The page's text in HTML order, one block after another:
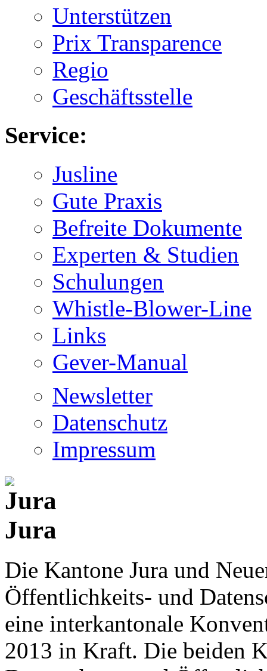
Unterstützen
Prix Transparence
Regio
Geschäftsstelle
Service:
Jusline
Gute Praxis
Befreite Dokumente
Experten & Studien
Schulungen
Whistle-Blower-Line
Links
Gever-Manual
Newsletter
Datenschutz
Impressum
Jura
Die Kantone Jura und
Öffentlichkeits- und
eine interkantonale
2013 in Kraft. Die beiden